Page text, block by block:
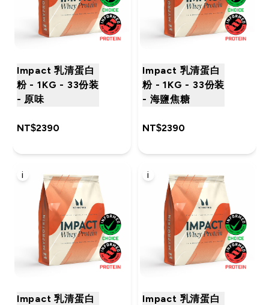
Impact 乳清蛋白
粉 - 1KG - 33份装
- 原味
NT$2390‎
Impact 乳清蛋白
粉 - 1KG - 33份装
- 海鹽焦糖
NT$2390‎
i
Impact 乳清蛋白
i
Impact 乳清蛋白